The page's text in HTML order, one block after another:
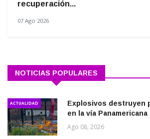
recuperación...
07 Ago 2026
NOTICIAS POPULARES
ACTUALIDAD
Explosivos destruyen
en la vía Panamericana
Ago 08, 2026